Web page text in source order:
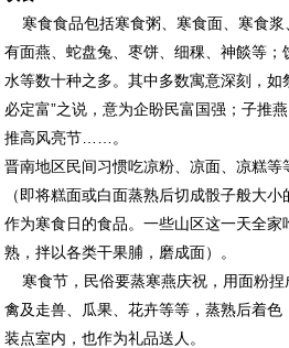
寒食食品包括寒食粥、寒食面、寒食浆
有面燕、蛇盘兔、枣饼、细稞、神餤等
水等数十种之多。其中多数寓意深刻，如
必定富”之说，意为企盼民富国强；子推
推高风亮节……。
晋南地区民间习惯吃凉粉、凉面、凉糕
（即将糕面或白面蒸熟后切成骰子般大小
作为寒食日的食品。一些山区这一天全
熟，拌以各类干果脯，磨成面）。
寒食节，民俗要蒸寒燕庆祝，用面粉捏
禽及走兽、瓜果、花卉等等，蒸熟后着色
装点室内，也作为礼品送人。